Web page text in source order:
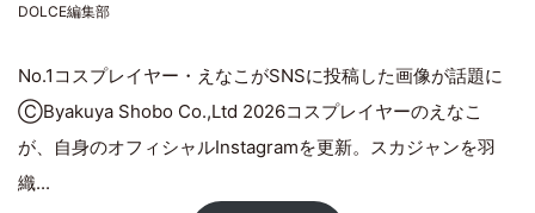
DOLCE編集部
No.1コスプレイヤー・えなこがSNSに投稿した画像が話題に
ⒸByakuya Shobo Co.,Ltd 2026コスプレイヤーのえなこ
が、自身のオフィシャルInstagramを更新。スカジャンを羽
織...